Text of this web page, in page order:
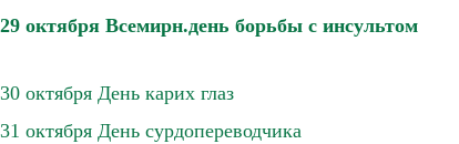
29 октября Всемирн.день борьбы с инсультом
30 октября День карих глаз
31 октября День сурдопереводчика